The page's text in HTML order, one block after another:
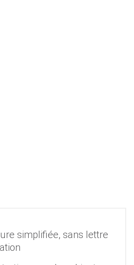
simplifiée, sans lettre